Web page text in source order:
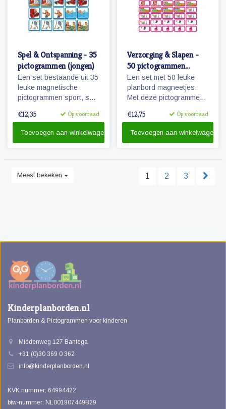
Spel & Ontspanning - 35
pictogrammen (jongen)
Een set bestaande uit 35
leuke magnetische
pictogrammen sport, spel
Wanneer je zwemles
planbord!
€12,35 Op voorraad
Toevoegen aan winkelwagen
Verzorging & Slapen -
50 pictogrammen
(meisje)
Een set met 50 leuke
planbord magneetjes.
Met deze pictogrammen
ochtendritueel inzichtelijk
aan de tandarts of
€12,75 Op voorraad
Toevoegen aan winkelwagen
Meest bekeken 1 2 3
Kinderplanborden.nl
Planborden & Pictogrammen voor kinderen
Middenweg 127 Bantega
+31 (0)30 369 0 362
info@kinderplanborden.nl
KVK nummer: 64994422
btw-nummer: NL001807449B29